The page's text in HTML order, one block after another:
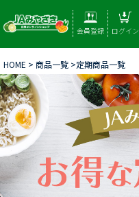
会員登録 ログイン
HOME > 商品一覧 >定期商品一覧